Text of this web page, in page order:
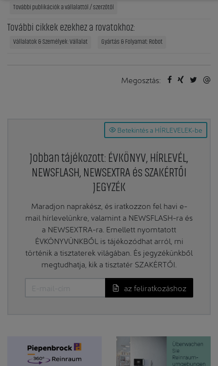
További publikációk a vállalattól / szerzőtől
További cikkek ezekhez a rovatokhoz:
Vállalatok & Személyek: Vállalat Gyártás & Folyamat: Robot
Megosztás:
Betekintés a HÍRLEVELEK-be
Jobban tájékozott: ÉVKÖNYV, HÍRLEVÉL,
NEWSFLASH, NEWSEXTRA és SZAKÉRTŐI
JEGYZÉK
Maradjon naprakész, és iratkozzon fel havi e-
mail hírlevelünkre, valamint a NEWSFLASH-ra és
a NEWSEXTRA-ra. Emellett nyomtatott
ÉVKÖNYVÜNKBŐL is tájékozódhat arról, mi
történik a tisztaterek világában. És jegyzékünkből
megtudhatja, kik a tisztatér SZAKÉRTŐI.
az feliratkozáshoz